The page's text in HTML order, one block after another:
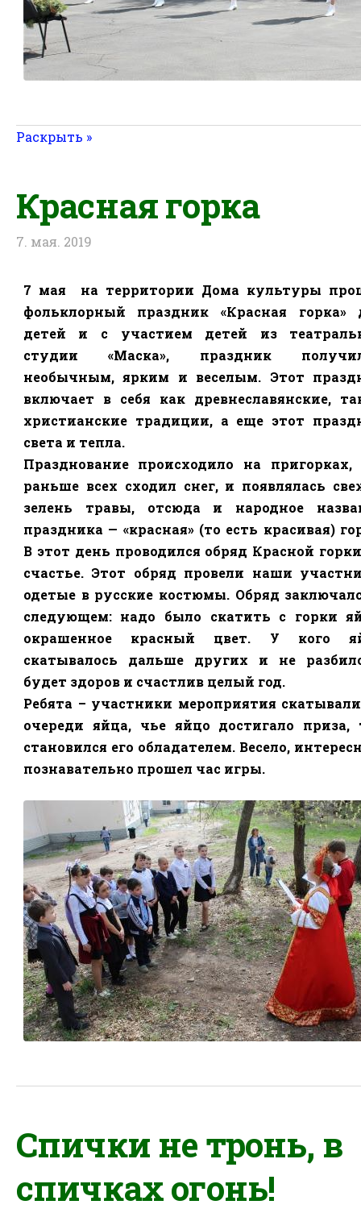
Раскрыть »
Красная горка
7. мая. 2019
7 мая
на территории Дома культуры
фольклорный праздник «Красная горка»
детей и с участием детей из
студии «Маска», праздник
необычным, ярким и веселым. Этот
включает в себя как древнеславянские,
христианские традиции, а еще этот
света и тепла.
Празднование происходило на пригорках,
раньше всех сходил снег, и появлялась
зелень травы, отсюда и народное
праздника — «красная» (то есть красивая)
В этот день проводился обряд Красной
счастье. Этот обряд провели наши
одетые в русские костюмы. Обряд
следующем: надо было скатить с горки
окрашенное красный цвет. У кого
скатывалось дальше других и не
будет здоров и счастлив целый год.
Ребята – участники мероприятия
очереди яйца, чье яйцо достигало приза,
становился его обладателем. Весело,
познавательно прошел час игры.
Спички не тронь, в
спичках огонь!